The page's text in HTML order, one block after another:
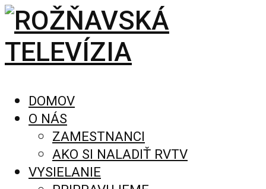
DOMOV
O NÁS
ZAMESTNANCI
AKO SI NALADIŤ RVTV
VYSIELANIE